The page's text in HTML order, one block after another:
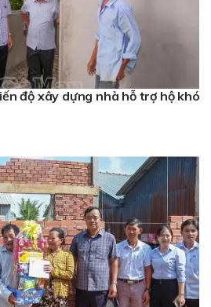
độ xây dựng nhà hỗ trợ hộ khó